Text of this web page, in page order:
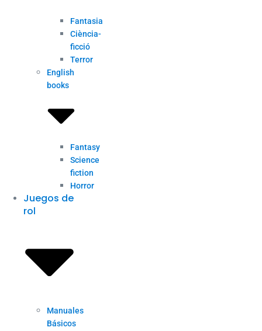
Fantasia
Ciència-
ficció
Terror
English
books
Fantasy
Science
fiction
Horror
Juegos de
rol
Manuales
Básicos